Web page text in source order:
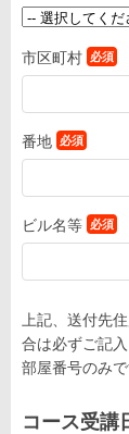
市区町村 必須
番地 必須
ビル名等 必須
上記、送付先
合は必ずご記入
部屋番号のみ
コース受講